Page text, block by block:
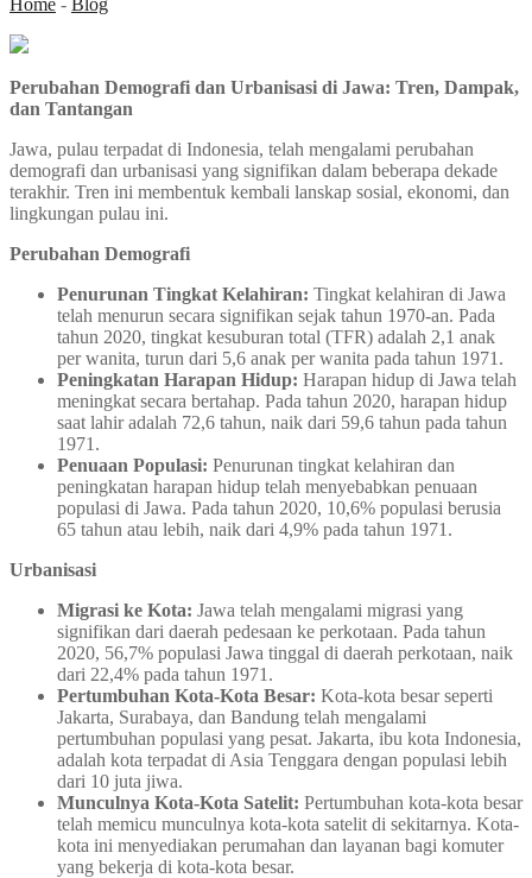
Perubahan Demografi dan Urbanisasi di Jawa: Tren, Dampak,
dan Tantangan
Jawa, pulau terpadat di Indonesia, telah mengalami perubahan
demografi dan urbanisasi yang signifikan dalam beberapa dekade
terakhir. Tren ini membentuk kembali lanskap sosial, ekonomi, dan
lingkungan pulau ini.
Perubahan Demografi
Penurunan Tingkat Kelahiran: Tingkat kelahiran di Jawa
telah menurun secara signifikan sejak tahun 1970-an. Pada
tahun 2020, tingkat kesuburan total (TFR) adalah 2,1 anak
per wanita, turun dari 5,6 anak per wanita pada tahun 1971.
Peningkatan Harapan Hidup: Harapan hidup di Jawa telah
meningkat secara bertahap. Pada tahun 2020, harapan hidup
saat lahir adalah 72,6 tahun, naik dari 59,6 tahun pada tahun
1971.
Penuaan Populasi: Penurunan tingkat kelahiran dan
peningkatan harapan hidup telah menyebabkan penuaan
populasi di Jawa. Pada tahun 2020, 10,6% populasi berusia
65 tahun atau lebih, naik dari 4,9% pada tahun 1971.
Urbanisasi
Migrasi ke Kota: Jawa telah mengalami migrasi yang
signifikan dari daerah pedesaan ke perkotaan. Pada tahun
2020, 56,7% populasi Jawa tinggal di daerah perkotaan, naik
dari 22,4% pada tahun 1971.
Pertumbuhan Kota-Kota Besar: Kota-kota besar seperti
Jakarta, Surabaya, dan Bandung telah mengalami
pertumbuhan populasi yang pesat. Jakarta, ibu kota Indonesia,
adalah kota terpadat di Asia Tenggara dengan populasi lebih
dari 10 juta jiwa.
Munculnya Kota-Kota Satelit: Pertumbuhan kota-kota besar
telah memicu munculnya kota-kota satelit di sekitarnya. Kota-
kota ini menyediakan perumahan dan layanan bagi komuter
yang bekerja di kota-kota besar.